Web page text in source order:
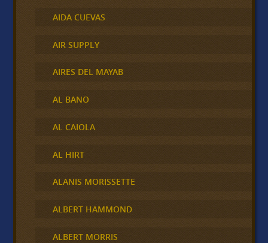
AIDA CUEVAS
AIR SUPPLY
AIRES DEL MAYAB
AL BANO
AL CAIOLA
AL HIRT
ALANIS MORISSETTE
ALBERT HAMMOND
ALBERT MORRIS